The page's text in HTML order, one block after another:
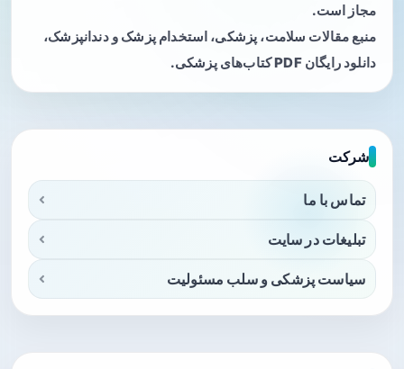
مجاز است.
منبع مقالات سلامت، پزشکی، استخدام پزشک و دندانپزشک،
دانلود رایگان PDF کتاب‌های پزشکی.
شرکت
تماس با ما
تبلیغات در سایت
سیاست پزشکی و سلب مسئولیت